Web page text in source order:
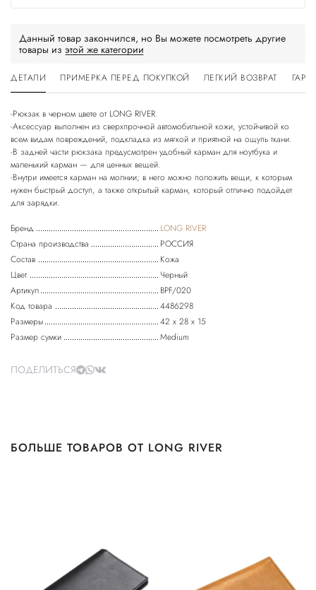
Данный товар закончился, но Вы можете посмотреть другие
товары из этой же категории
ДЕТАЛИ ПРИМЕРКА ПЕРЕД ПОКУПКОЙ ЛЕГКИЙ ВОЗВРАТ
-Рюкзак в черном цвете от LONG RIVER.
-Аксессуар выполнен из сверхпрочной автомобильной кожи, устойчивой ко
всем видам повреждений, подкладка из мягкой и приятной на ощупь ткани.
-В задней части рюкзака предусмотрен удобный карман для ноутбука и
маленький карман — для ценных вещей.
-Внутри имеется карман на молнии; в него можно положить вещи, к которым
нужен быстрый доступ, а также открытый карман, который отлично подойдет
Бренд
LONG RIVER
Страна производства
РОССИЯ
Состав
Кожа
Цвет
Черный
Артикул
BPF/020
Код товара
4486298
Размеры
42 х 28 х 15
Размер сумки
Medium
ПОДЕЛИТЬСЯ
БОЛЬШЕ ТОВАРОВ ОТ LONG RIVER